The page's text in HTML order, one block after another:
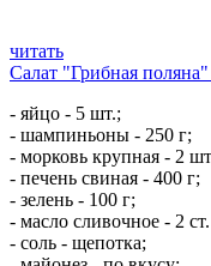
читать
Салат "Грибная
- яйцо - 5 шт.;
- шампиньоны - 250 г;
- морковь крупная - 2
- печень свиная - 400 г;
- зелень - 100 г;
- масло сливочное - 2
- соль - щепотка;